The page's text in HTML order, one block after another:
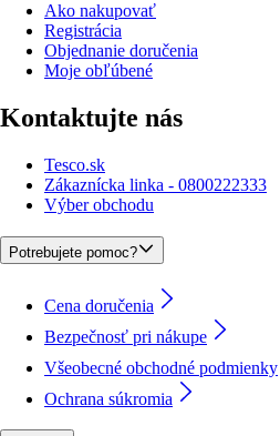
Ako nakupovať
Registrácia
Objednanie doručenia
Moje obľúbené
Kontaktujte nás
Tesco.sk
Zákaznícka linka - 0800222333
Výber obchodu
Potrebujete pomoc?
Cena doručenia
Bezpečnosť pri nákupe
Všeobecné obchodné podmienky
Ochrana súkromia